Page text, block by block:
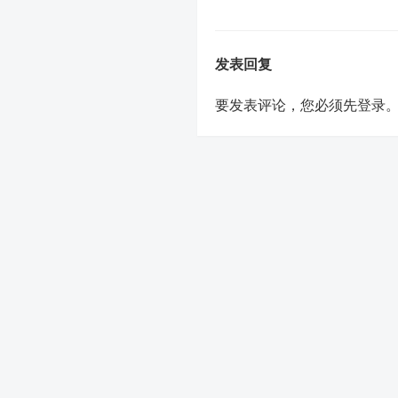
发表回复
要发表评论，您必须先登录